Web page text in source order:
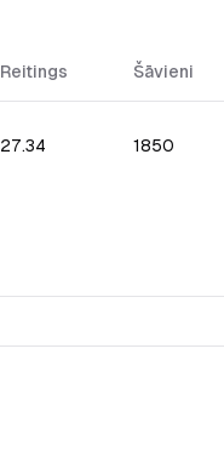
Reitings Šāvieni
27.34 1850